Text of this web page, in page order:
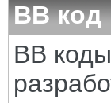
BB код
BB